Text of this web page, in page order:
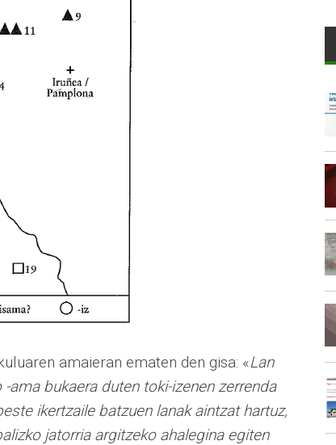
amaieran ematen den gisa: «Lan
ama bukaera duten toki-izenen zerrenda
ikertzaile batzuen lanak aintzat hartuz,
jatorria argitzeko ahalegina egiten